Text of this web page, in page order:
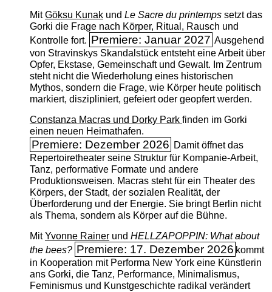
MitGöksu Kunakund Le Sacre du printempssetzt das
Gorki die Frage nach Körper, Ritual, Rausch und
Kontrolle fort. Premiere: Januar 2027 Ausgehend
von Stravinskys Skandalstück entsteht eine Arbeit über
Opfer, Ekstase, Gemeinschaft und Gewalt. Im Zentrum
steht nicht die Wiederholung eines historischen
Mythos, sondern die Frage, wie Körper heute politisch
markiert, diszipliniert, gefeiert oder geopfert werden.
Constanza Macras und Dorky Park finden im Gorki
einen neuen Heimathafen.
Premiere: Dezember 2026 Damit öffnet das
Repertoiretheater seine Struktur für Kompanie-Arbeit,
Tanz, performative Formate und andere
Produktionsweisen. Macras steht für ein Theater des
Körpers, der Stadt, der sozialen Realität, der
Überforderung und der Energie. Sie bringt Berlin nicht
als Thema, sondern als Körper auf die Bühne.
MitYvonne Rainerund HELLZAPOPPIN: What about
the bees? Premiere: 17. Dezember 2026 kommt
in Kooperation mit Performa New York eine Künstlerin
ans Gorki, die Tanz, Performance, Minimalismus,
Feminismus und Kunstgeschichte radikal verändert